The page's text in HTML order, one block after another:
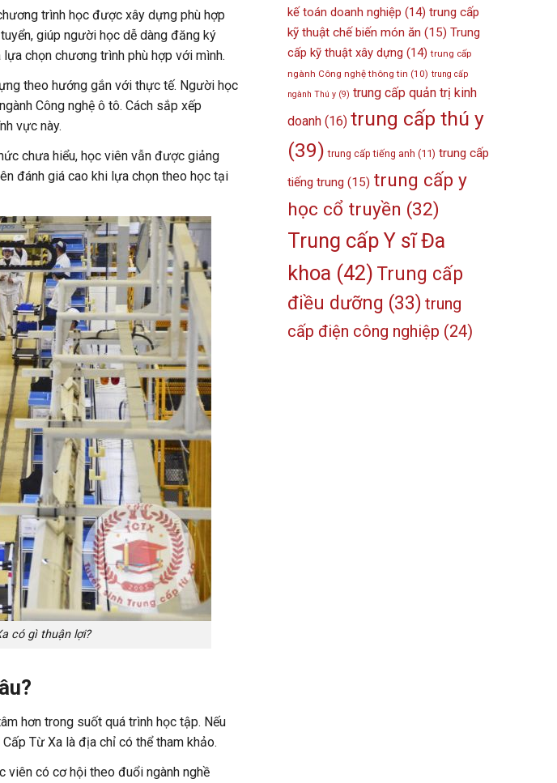
trình học được xây dựng phù hợp
giúp người học dễ dàng đăng ký
chọn chương trình phù hợp với mình.
theo hướng gắn với thực tế. Người học
Công nghệ ô tô. Cách sắp xếp
vực này.
chưa hiểu, học viên vẫn được giảng
đánh giá cao khi lựa chọn theo học tại
có gì thuận lợi?
hơn trong suốt quá trình học tập. Nếu
Từ Xa là địa chỉ có thể tham khảo.
viên có cơ hội theo đuổi ngành nghề
kế toán doanh nghiệp (14) trung cấp
kỹ thuật chế biến món ăn (15) Trung
cấp kỹ thuật xây dựng (14) trung cấp
ngành Công nghệ thông tin (10) trung cấp
ngành Thú y (9) trung cấp quản trị kinh
doanh (16) trung cấp thú y
(39) trung cấp tiếng anh (11) trung cấp
tiếng trung (15) trung cấp y
học cổ truyền (32)
Trung cấp Y sĩ Đa
khoa (42) Trung cấp
điều dưỡng (33) trung
cấp điện công nghiệp (24)